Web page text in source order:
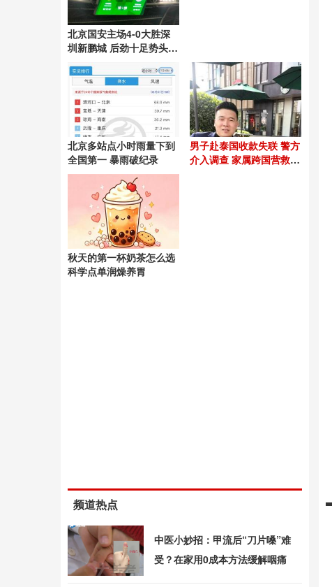
北京国安主场4-0大胜深
圳新鹏城 后劲十足势头良
北京多站点小时雨量下到
全国第一 暴雨破纪录
男子赴泰国收款失联 警方
介入调查 家属跨国营救54
秋天的第一杯奶茶怎么选
科学点单润燥养胃
频道热点
中医小妙招：甲流后“刀片嗓”难
受？在家用0成本方法缓解咽痛